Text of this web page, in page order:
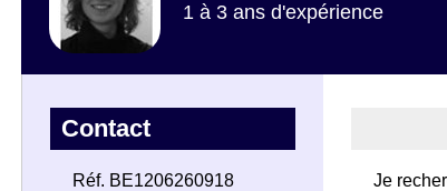
1 à 3 ans d'expérience
Contact
Réf. BE1206260918
Je